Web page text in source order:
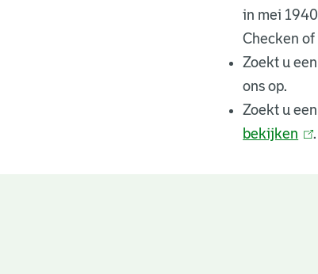
in mei
Checken
Zoekt u
ons op.
Zoekt u
bekijken .